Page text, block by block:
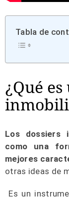
Tabla de
¿Qué
Los dossiers
como una
mejores
otras ideas de
Es un